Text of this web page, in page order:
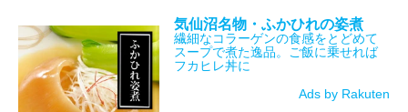
気仙沼名物・ふかひれの姿煮
繊細なコラーゲンの食感をとどめて
スープで煮た逸品。ご飯に乗せれば
フカヒレ丼に
Ads by Rakuten